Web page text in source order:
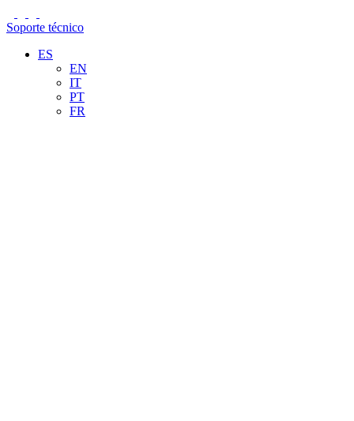
Soporte técnico
ES
EN
IT
PT
FR